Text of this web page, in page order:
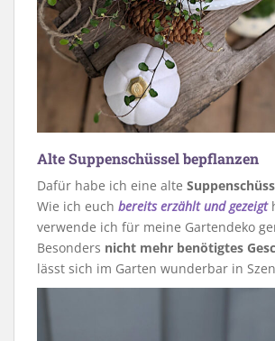
Alte Suppenschüssel bepflanzen
Dafür habe ich eine alte
Wie ich euch bereits erzählt und gezeigt
verwende ich für meine Gartendeko
Besonders nicht mehr benötigtes
lässt sich im Garten wunderbar in